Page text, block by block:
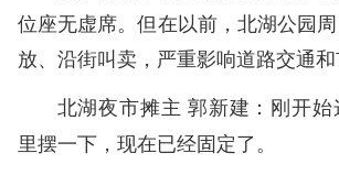
位座无虚席。但在以前，北湖公园
放、沿街叫卖，严重影响道路交通和
北湖夜市摊主 郭新建： 刚开
里摆一下，现在已经固定了。